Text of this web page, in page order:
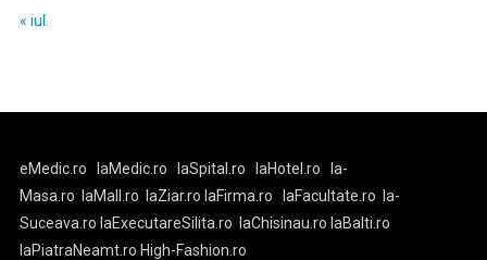
« iul.
eMedic.ro laMedic.ro laSpital.ro laHotel.ro
la-
Masa.ro
laMall.ro laZiar.ro laFirma.ro laFacultate.ro
la-
Suceava.ro laExecutareSilita.ro laChisinau.ro laBalti.ro
laPiatraNeamt.ro High-Fashion.ro